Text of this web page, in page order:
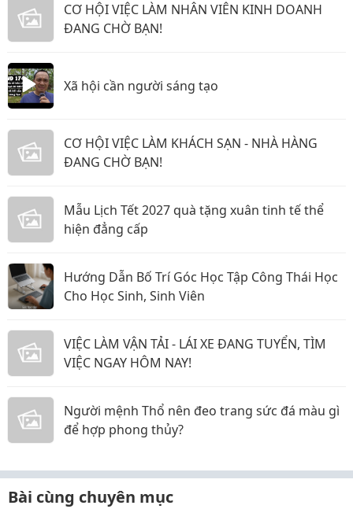
CƠ HỘI VIỆC LÀM NHÂN VIÊN KINH DOANH
ĐANG CHỜ BẠN!
Xã hội cần người sáng tạo
CƠ HỘI VIỆC LÀM KHÁCH SẠN - NHÀ HÀNG
ĐANG CHỜ BẠN!
Mẫu Lịch Tết 2027 quà tặng xuân tinh tế thể
hiện đẳng cấp
Hướng Dẫn Bố Trí Góc Học Tập Công Thái Học
Cho Học Sinh, Sinh Viên
VIỆC LÀM VẬN TẢI - LÁI XE ĐANG TUYỂN, TÌM
VIỆC NGAY HÔM NAY!
Người mệnh Thổ nên đeo trang sức đá màu gì
để hợp phong thủy?
Bài cùng chuyên mục